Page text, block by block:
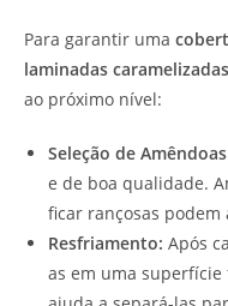
Para garantir uma
laminadas caramelizadas
ao próximo nível:
Seleção de
e de boa qualidade.
ficar rançosas
Resfriamento: Após
as em uma